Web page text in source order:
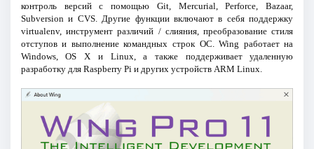
контроль версий с помощью Git, Mercurial, Perforce, Bazaar,
Subversion и CVS. Другие функции включают в себя поддержку
virtualenv, инструмент различий / слияния, преобразование стиля
отступов и выполнение командных строк ОС. Wing работает на
Windows, OS X и Linux, а также поддерживает удаленную
разработку для Raspberry Pi и других устройств ARM Linux.